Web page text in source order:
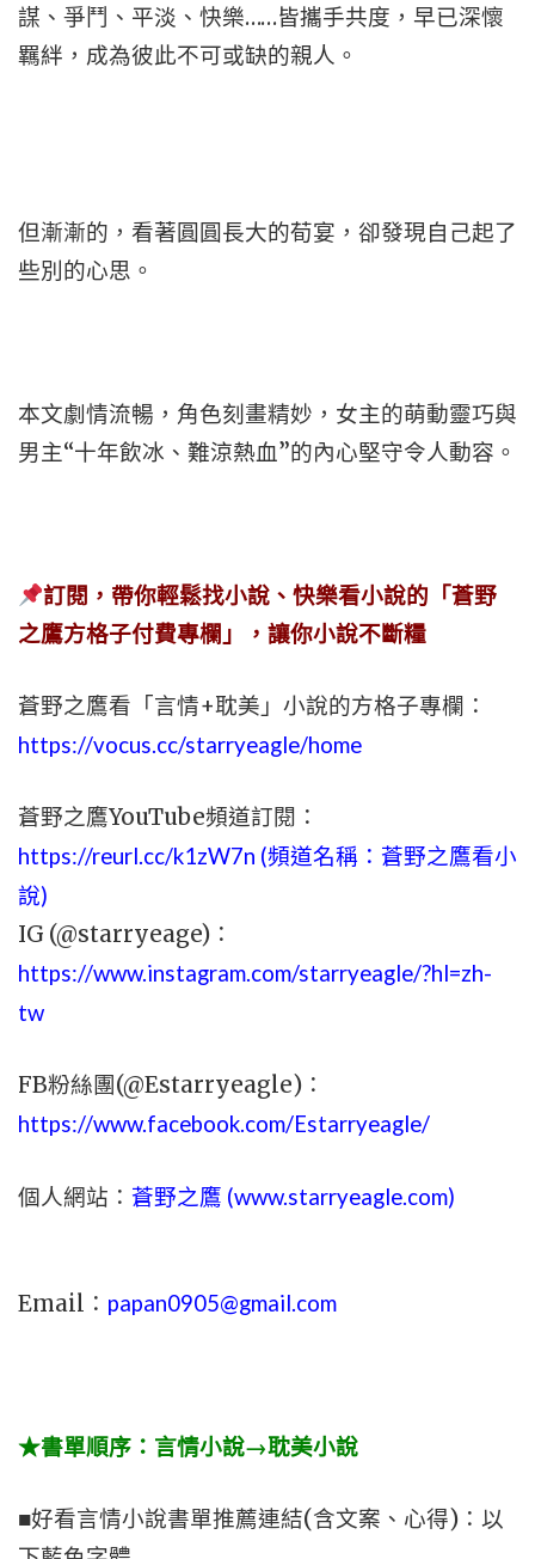
謀、爭鬥、平淡、快樂……皆攜手共度，早已深懷
羈絆，成為彼此不可或缺的親人。
但漸漸的，看著圓圓長大的荀宴，卻發現自己起了
些別的心思。
本文劇情流暢，角色刻畫精妙，女主的萌動靈巧與
男主“十年飲冰、難涼熱血”的內心堅守令人動容。
訂閱，帶你輕鬆找小說、快樂看小說的「蒼野
之鷹方格子付費專欄」，讓你小說不斷糧
蒼野之鷹看「言情+耽美」小說的方格子專欄：
https://vocus.cc/starryeagle/home
蒼野之鷹YouTube頻道訂閱：
https://reurl.cc/k1zW7n (頻道名稱：蒼野之鷹看小
說)
IG (@starryeage)：
https://www.instagram.com/starryeagle/?hl=zh-
tw
FB粉絲團(@Estarryeagle)：
https://www.facebook.com/Estarryeagle/
個人網站： 蒼野之鷹 (www.starryeagle.com)
Email： papan0905@gmail.com
★書單順序：言情小說→耽美小說
■好看言情小說書單推薦連結(含文案、心得)：以